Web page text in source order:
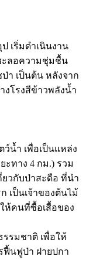
เริ่มดำเนินงาน
ะลอความชุ่มชื้น
า เป็นต้น หลังจาก
งโรงสีข้าวพลังน้ำ
น้ำ เพื่อเป็นแหล่ง
ทาง 4 กม.) รวม
วกับป่าสะดือ ที่นำ
เป็นเจ้าของต้นไม้
ห้คนที่ซื้อเสื้อของ
รมชาติ เพื่อให้
ฟื้นฟูป่า ฝายปกา